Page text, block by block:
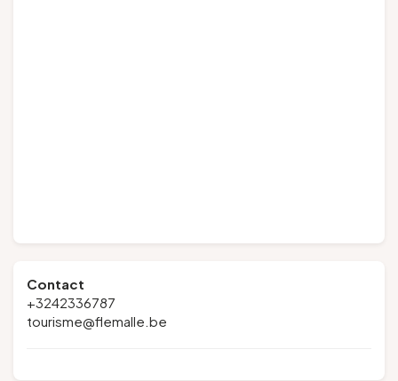
Contact
+3242336787
tourisme@flemalle.be